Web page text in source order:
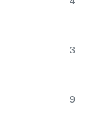
3
9